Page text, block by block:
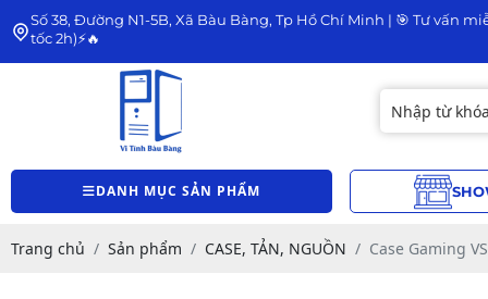
Số 38, Đường N1-5B, Xã Bàu Bàng, Tp Hồ Chí Minh | 🎯 Tư vấn
tốc 2h)⚡🔥
DANH MỤC SẢN PHẨM
Trang chủ Sản phẩm CASE, TẢN, NGUỒN Case Gaming